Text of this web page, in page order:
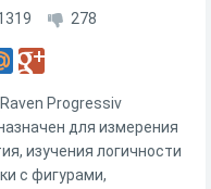
278
Progressiv
для измерения
изучения логичности
с фигурами,